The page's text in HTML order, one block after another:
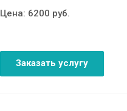
Цена: 6200 руб.
Заказать услугу